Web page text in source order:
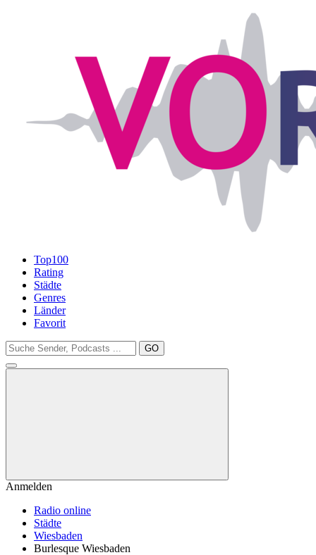
Top100
Rating
Städte
Genres
Länder
Favorit
GO
Anmelden
Radio online
Städte
Wiesbaden
Burlesque Wiesbaden